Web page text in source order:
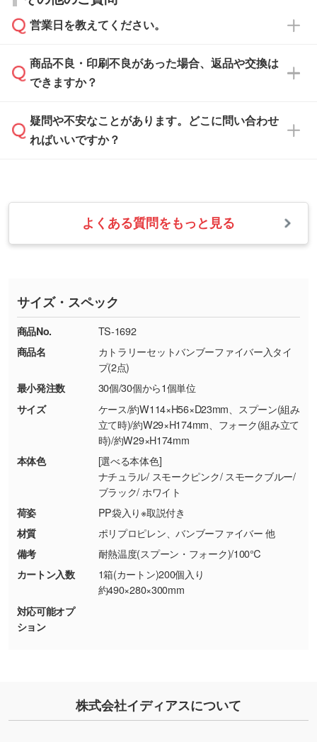
なお、印刷用データの作り方に関する詳細は、
しい
解像度の低い画像や、手書きのイラスト、写真
などを、印刷に適したベクターデータに変換し
・フルカラーデータを1色に変換してほしい
・1色印刷でグラデーションや濃淡を表現した
い
す。→詳しく見る
・コーポレートカラーを使って印刷したい／印
刷色にこだわりがある
DIC・PANTONEなどのカラーチップの指定や、
現物支給による色指定も承っております。→
しく見る
・背景がある画像からキャラクター部分だけを
使いたいです
シンプルな背景のデータや、使いたいキャラク
ター部分の輪郭がはっきりしているデータは切
り抜き処理が可能です。→詳しく見る
・持っているデータの背景が足りない／塗り足
しの作り方が分からない
印刷したいデータが印刷範囲よりも小さい場
合、シンプルな色・柄の背景であれば拡張が可
能です。→
いたします。配置のご相談にも応じています。
相談いただきますと、担当スタッフがお客様の
ご希望や商品の本体色を確認し、印刷色をご提
本体色がブラック、ネイビーなど濃色の場合は
白色か淡い色の印刷色をおすすめしておりま
本体色がナチュラルなど淡色の場合、印刷をく
っきりと目立たせたいときは濃い印刷色が、柔
らかい雰囲気にしたいときは淡い印刷色が映え
また、お選びいただいた印刷色が本体色に合わ
ない場合や仕上がりに影響しそうな場合は、ス
営業日を教えてください。
営業日は平日の10:00～18:00で、土日祝日はお
休みとなります。注文・見積・お問い合わせ
速やかに対応いたします。
商品不良・印刷不良があった場合、返品や交換は
できますか？
お手数をお掛けいたしますが、至急担当スタッ
フまでご連絡ください。商品の状況を確認し、
・お届け時に商品が損傷・故障している場合
・ご注文と異なる商品が届いた場合
・印刷不良があった場合
※詳しくは「商品の良品基準について
ください。
【返品・交換ができない場合】
・お客様の元で商品を加工された場合、または
商品が破損した場合
・商品到着後7日以上経過している場合
・お客様のご都合による返品・交換依頼(商
品・色・数量などの注文間違い等)
疑問や不安なことがあります。どこに問い合わせ
ればいいですか？
業日以内に担当スタッフよりメールにてご連絡
いたします。
お急ぎの場合はお電話でのご質問も受け付けて
TEL：0422-29-9911 営業時間10:00～
18:00(土日祝日除く)
お問い合わせフォームはこちら
よくある質問をもっと見る
サイズ・スペック
商品No.
TS-1692
商品名
カトラリーセットバンブーファイバー入タイ
プ(2点)
最小発注数
30個/30個から1個単位
サイズ
ケース/約W114×H56×D23mm、スプーン(組み
立て時)/約W29×H174mm、フォーク(組み立て
時)/約W29×H174mm
本体色
[選べる本体色]
ナチュラル/ スモークピンク/ スモークブルー/
ブラック/ ホワイト
荷姿
PP袋入り※取説付き
材質
ポリプロピレン、バンブーファイバー 他
備考
耐熱温度(スプーン・フォーク)/100℃
カートン入数
1箱(カートン)200個入り
約490×280×300mm
対応可能オプ
ション
株式会社イディアスについて